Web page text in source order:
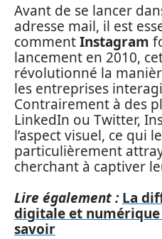
Avant de se lancer
adresse mail, il est
commentInstagram
lancement en 2010,
révolutionné la
les entreprises
Contrairement à des
LinkedIn ou Twitter,
l’aspect visuel, ce qui
particulièrement
cherchant à captiver
Lire également : La
digitale et numérique
savoir